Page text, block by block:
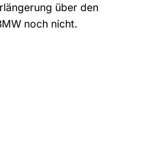
über den
noch nicht.